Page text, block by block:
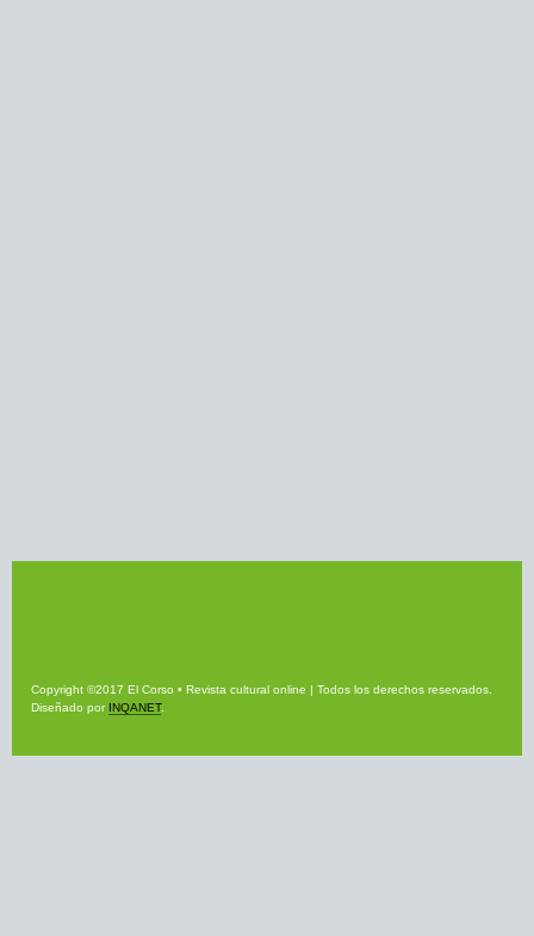
Copyright ©2017 El Corso • Revista cultural online | Todos los derechos reservados.
Diseñado por INQANET.